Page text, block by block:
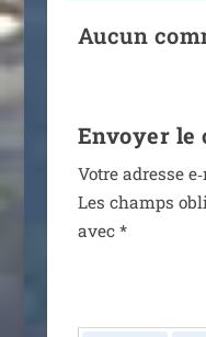
Aucun
Envoyer le
Votre adresse
Les champs
avec *